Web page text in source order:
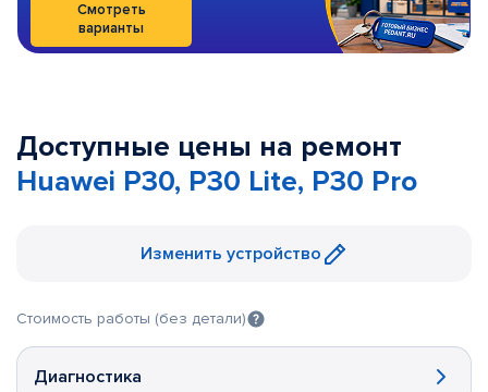
Смотреть
варианты
Доступные цены на ремонт
Huawei P30, P30 Lite, P30 Pro
Изменить устройство
Стоимость работы (без детали)
Диагностика